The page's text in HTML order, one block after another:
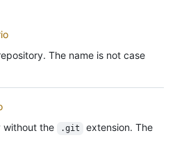
The name is not case
without the
.git
extension. The